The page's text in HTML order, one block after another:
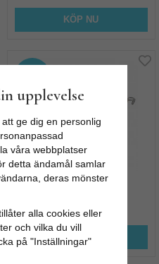
KÖP NU
Diskborste i trä
47 kr 59 kr
KÖP NU
upplevelse
ge dig en personlig
våra webbplatser
detta ändamål samlar
deras mönster
alla cookies eller
och vilka du vill
på "Inställningar"